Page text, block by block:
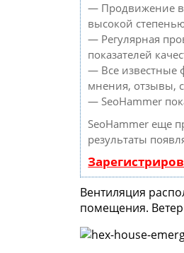
— Продвижение в
высокой
— Регулярная
показателей
— Все известные
мнения, отзывы,
— SeoHammer
SeoHammer еще
результаты
Вентиляция
помещения. Ветер